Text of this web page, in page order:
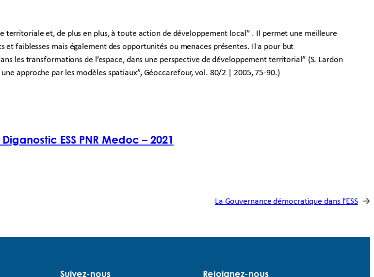
et, de plus en plus, à toute action de développement local” . Il permet une meilleure
faiblesses mais également des opportunités ou menaces présentes. Il a pour but
les transformations de l’espace, dans une perspective de développement territorial” (S. Lardon
approche par les modèles spatiaux”, Géoccarefour, vol. 80/2 | 2005, 75-90.)
ESS PNR Medoc – 2021
La Gouvernance démocratique dans l’ESS →
Suivez-nous Rejoignez-nous